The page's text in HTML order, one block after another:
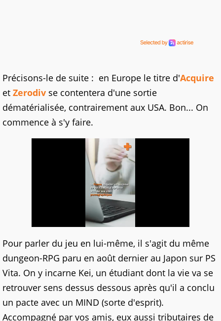
Précisons-le de suite : en Europe le titre d'Acquire
et Zerodiv se contentera d'une sortie
dématérialisée, contrairement aux USA. Bon... On
commence à s'y faire.
Pour parler du jeu en lui-même, il s'agit du même
dungeon-RPG paru en août dernier au Japon sur PS
Vita. On y incarne Kei, un étudiant dont la vie va se
retrouver sens dessus dessous après qu'il a conclu
un pacte avec un MIND (sorte d'esprit).
Accompagné par vos amis, eux aussi tributaires de